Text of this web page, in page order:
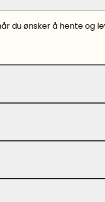
du ønsker å hente